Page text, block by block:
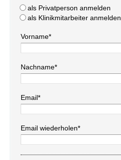
als Privatperson anmelden
als Klinikmitarbeiter anmelden
Vorname*
Nachname*
Email*
Email wiederholen*